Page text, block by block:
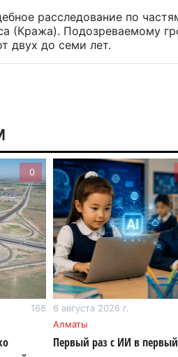
расследование по
(Кража). Подозреваемому
двух до семи лет.
0
168
6 августа 2026 г.
Алматы
Первый раз с ИИ в первый